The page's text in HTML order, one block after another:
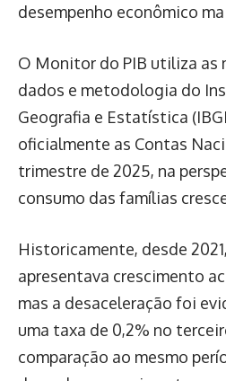
desempenho econômico
O Monitor do PIB utiliza as
dados e metodologia do
Geografia e Estatística
oficialmente as Contas
trimestre de 2025, na
consumo das famílias
Historicamente, desde
apresentava crescimento
mas a desaceleração foi
uma taxa de 0,2% no
comparação ao mesmo